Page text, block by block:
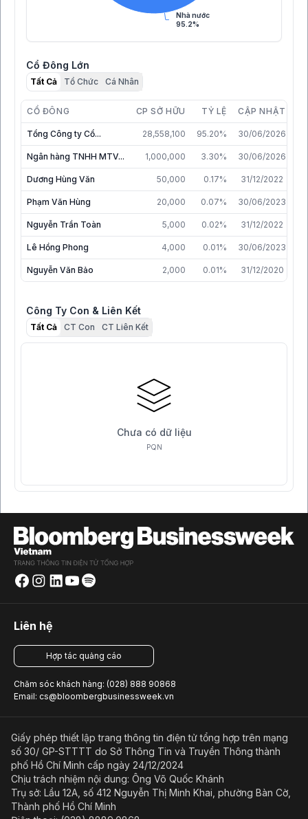
Nhà nước
95.2%
Cổ Đông Lớn
Tất Cả Tổ Chức Cá Nhân
CỔ ĐÔNG CP SỞ HỮU TỶ LỆ CẬP NHẬT
Tổng Công ty Cổ... 28,558,100 95.20% 30/06/2026
Ngân hàng TNHH MTV... 1,000,000 3.30% 30/06/2026
Dương Hùng Văn 50,000 0.17% 31/12/2022
Phạm Văn Hùng 20,000 0.07% 30/06/2023
Nguyễn Trần Toàn 5,000 0.02% 31/12/2022
Lê Hồng Phong 4,000 0.01% 30/06/2023
Nguyễn Văn Bảo 2,000 0.01% 31/12/2020
Công Ty Con & Liên Kết
Tất Cả CT Con CT Liên Kết
Chưa có dữ liệu
PQN
Liên hệ
Hợp tác quảng cáo
Chăm sóc khách hàng: (028) 888 90868
Email: cs@bloombergbusinessweek.vn
Giấy phép thiết lập trang thông tin điện tử tổng hợp trên mạng
số 30/ GP-STTTT do Sở Thông Tin và Truyền Thông thành
phố Hồ Chí Minh cấp ngày 24/12/2024
Chịu trách nhiệm nội dung: Ông Võ Quốc Khánh
Trụ sở: Lầu 12A, số 412 Nguyễn Thị Minh Khai, phường Bàn Cờ,
Thành phố Hồ Chí Minh